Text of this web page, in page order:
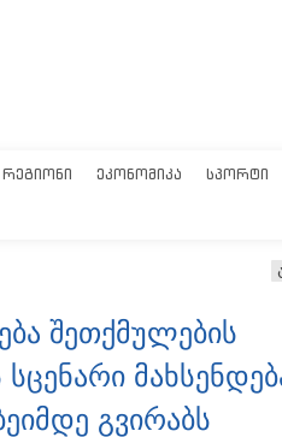
ᲠᲔᲒᲘᲝᲜᲘ ᲔᲙᲝᲜᲝᲛᲘᲙᲐ ᲡᲞᲝᲠᲢᲘ
შეთქმულების
გვირაბს